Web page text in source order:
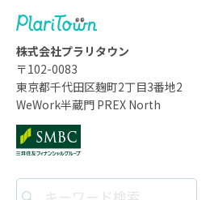
株式会社プラリタウン
〒102-0083
東京都千代田区麹町2丁目3番地2
WeWork半蔵門 PREX North